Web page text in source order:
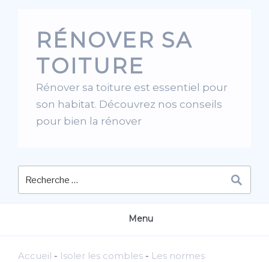
RÉNOVER SA
TOITURE
Rénover sa toiture est essentiel pour
son habitat. Découvrez nos conseils
pour bien la rénover
Menu
Accueil - Isoler les combles - Les normes